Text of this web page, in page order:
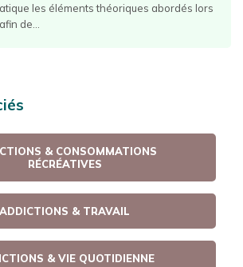
les éléments théoriques abordés lors
de...
& CONSOMMATIONS
RÉCRÉATIVES
ADDICTIONS & TRAVAIL
& VIE QUOTIDIENNE